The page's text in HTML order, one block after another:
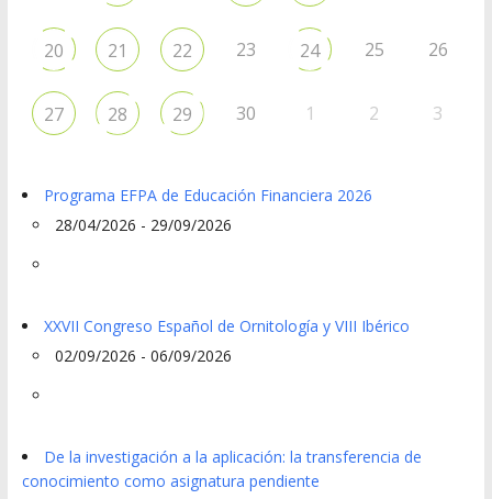
20 21 22 23 24 25 26
27 28 29 30 1 2 3
Programa EFPA de Educación Financiera 2026
28/04/2026 - 29/09/2026
XXVII Congreso Español de Ornitología y VIII Ibérico
02/09/2026 - 06/09/2026
De la investigación a la aplicación: la transferencia de
conocimiento como asignatura pendiente